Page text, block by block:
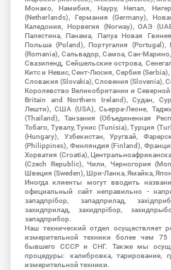
Монако, Намибия, Науру, Непал,
(Netherlands), Германия (Germany),
Каледония, Норвегия (Norway), ОАЭ
Палестина, Панама, Папуа Новая
Польша (Poland), Португалия (Portugal),
(Romania), Сальвадор, Самоа, Сан-
Свазиленд, Сейшельские острова,
Китс и Невис, Сент-Люсия, Сербия
Словакия (Slovakia), Словения (Slovenia),
Королевство Великобритании и
Britain and Northern Ireland), Судан,
Лешти), США (USA), Сьерра-Леоне,
(Thailand), Танзания (Объединенная
Тобаго, Тувалу, Тунис (Tunisia), Турция
(Hungary), Узбекистан, Уругвай,
(Philippines), Финляндия (Finland),
Хорватия (Croatia),
(Czech Republic), Чили, Черногория
Швеция (Sweden), Шри-Ланка, Ямайка,
Иногда клиенты могут вводить
официальный сайт неправильно -
западпрібор, западприлад,
захидприлад, захидпрібор,
западприбор.
Наш технический отдел осуществляет
измерительной техники более чем 75
бывшего СССР и СНГ. Также мы
процедуры: калибровка, тарирование,
измерительной техники.